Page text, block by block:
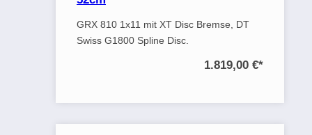
GRX 810 1x11 mit XT Disc Bremse, DT
Swiss G1800 Spline Disc.
1.819,00 €*